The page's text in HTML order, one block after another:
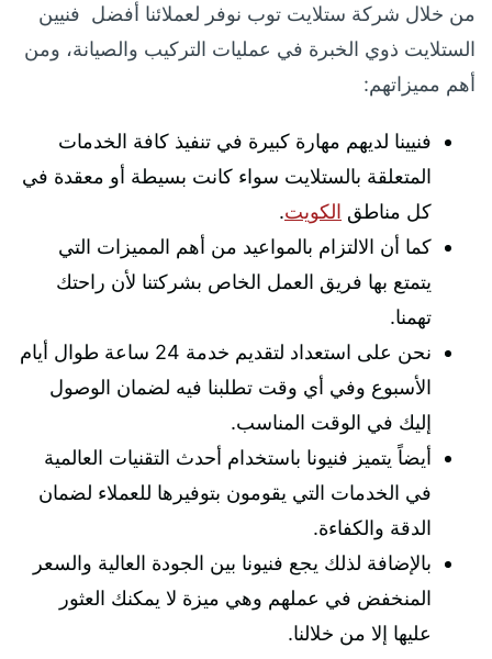
من خلال شركة ستلايت توب نوفر لعملائنا أفضل فنيين
الستلايت ذوي الخبرة في عمليات التركيب والصيانة، ومن
أهم مميزاتهم:
فنيينا لديهم مهارة كبيرة في تنفيذ كافة الخدمات
المتعلقة بالستلايت سواء كانت بسيطة أو معقدة في
كل مناطق الكويت.
كما أن الالتزام بالمواعيد من أهم المميزات التي
يتمتع بها فريق العمل الخاص بشركتنا لأن راحتك
تهمنا.
نحن على استعداد لتقديم خدمة 24 ساعة طوال أيام
الأسبوع وفي أي وقت تطلبنا فيه لضمان الوصول
إليك في الوقت المناسب.
أيضاً يتميز فنيونا باستخدام أحدث التقنيات العالمية
في الخدمات التي يقومون بتوفيرها للعملاء لضمان
الدقة والكفاءة.
بالإضافة لذلك يجع فنيونا بين الجودة العالية والسعر
المنخفض في عملهم وهي ميزة لا يمكنك العثور
عليها إلا من خلالنا.